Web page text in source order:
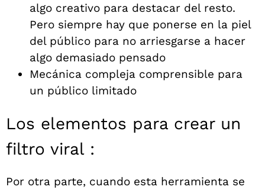
algo creativo para destacar del resto.
Pero siempre hay que ponerse en la piel
del público para no arriesgarse a hacer
algo demasiado pensado
Mecánica compleja comprensible para
un público limitado
Los elementos para crear un
filtro viral :
Por otra parte, cuando esta herramienta se